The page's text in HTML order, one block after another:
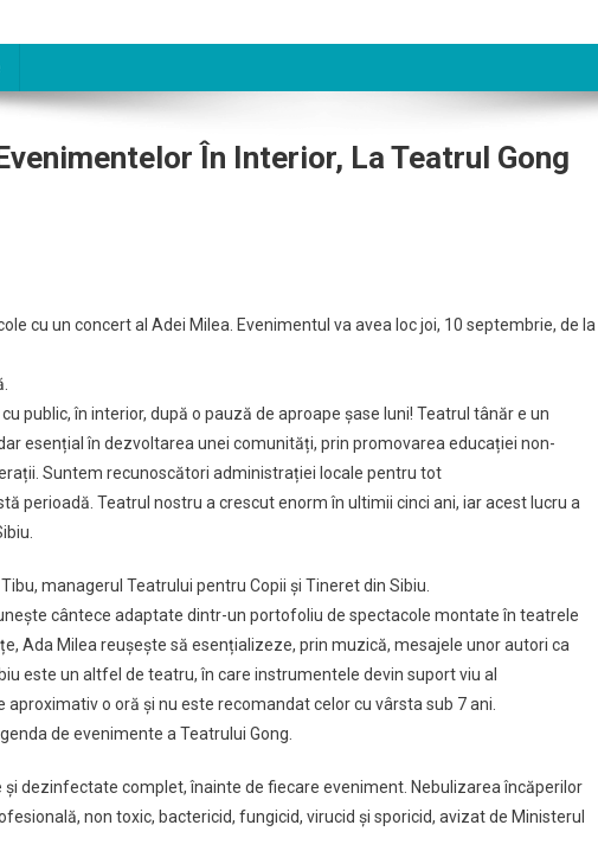
În Interior, La Teatrul Gong
cu un concert al Adei Milea. Evenimentul va avea loc joi, 10 septembrie, de la
public, în interior, după o pauză de aproape șase luni! Teatrul tânăr e un
esențial în dezvoltarea unei comunități, prin promovarea educației non-
Suntem recunoscători administrației locale pentru tot
perioadă. Teatrul nostru a crescut enorm în ultimii cinci ani, iar acest lucru a
managerul Teatrului pentru Copii și Tineret din Sibiu.
cântece adaptate dintr-un portofoliu de spectacole montate în teatrele
Ada Milea reușește să esențializeze, prin muzică, mesajele unor autori ca
este un altfel de teatru, în care instrumentele devin suport viu al
o oră și nu este recomandat celor cu vârsta sub 7 ani.
de evenimente a Teatrului Gong.
dezinfectate complet, înainte de fiecare eveniment. Nebulizarea încăperilor
non toxic, bactericid, fungicid, virucid și sporicid, avizat de Ministerul